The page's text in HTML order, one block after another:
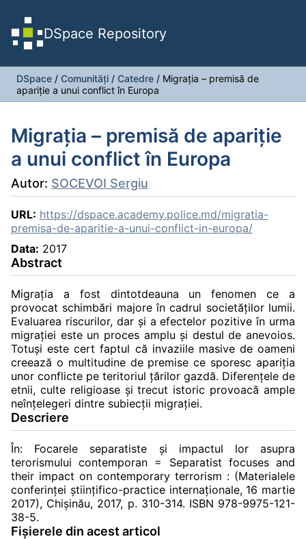
DSpace Repository
DSpace / Comunități / Catedre / Migraţia – premisă de
apariţie a unui conflict în Europa
Migraţia – premisă de apariţie
a unui conflict în Europa
Autor: SOCEVOI Sergiu
URL: https://dspace.academy.police.md/migratia-
premisa-de-aparitie-a-unui-conflict-in-europa/
Data: 2017
Abstract
Migraţia a fost dintotdeauna un fenomen ce a
provocat schimbări majore în cadrul societăţilor lumii.
Evaluarea riscurilor, dar şi a efectelor pozitive în urma
migraţiei este un proces amplu şi destul de anevoios.
Totuşi este cert faptul că invaziile masive de oameni
creează o multitudine de premise ce sporesc apariţia
unor conflicte pe teritoriul ţărilor gazdă. Diferenţele de
etnii, culte religioase şi trecut istoric provoacă ample
neînţelegeri dintre subiecţii migraţiei.
Descriere
În: Focarele separatiste şi impactul lor asupra
terorismului contemporan = Separatist focuses and
their impact on contemporary terrorism : (Materialele
conferinţei ştiinţifico-practice internaţionale, 16 martie
2017), Chișinău, 2017, p. 310-314. ISBN 978-9975-121-
38-5.
Fișierele din acest articol